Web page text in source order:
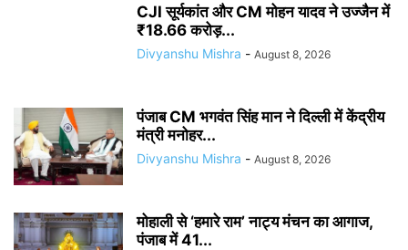
CJI सूर्यकांत और CM मोहन यादव ने उज्जैन में
₹18.66 करोड़...
Divyanshu Mishra - August 8, 2026
पंजाब CM भगवंत सिंह मान ने दिल्ली में केंद्रीय
मंत्री मनोहर...
Divyanshu Mishra - August 8, 2026
मोहाली से ‘हमारे राम’ नाट्य मंचन का आगाज,
पंजाब में 41...